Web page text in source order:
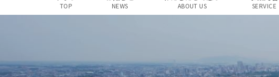
TOP NEWS ABOUT US SERVICE